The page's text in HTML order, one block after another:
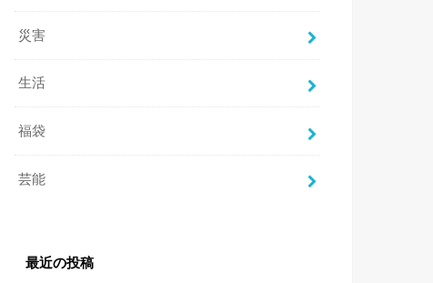
災害
生活
福袋
芸能
最近の投稿